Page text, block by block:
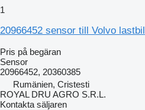
1
20966452 sensor till Volvo lastbil
Pris på begäran
Sensor
20966452, 20360385
Rumänien, Cristesti
ROYAL DRU AGRO S.R.L.
Kontakta säljaren